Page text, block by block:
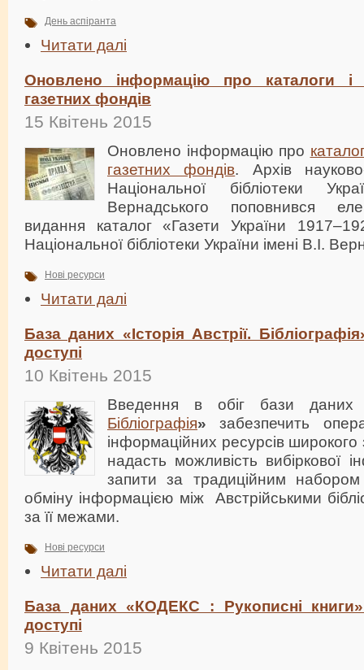
День аспіранта
Читати далі
Оновлено інформацію про каталоги і
газетних фондів
15 Квітень 2015
Оновлено інформацію про
газетних фондів. Архів
Національної бібліотеки
Вернадського поповнився
видання каталог «Газети України
Національної бібліотеки України імені В.І.
Нові ресурси
Читати далі
База даних «Історія Австрії.
доступі
10 Квітень 2015
Введення в обіг бази
Бібліографія» забезпечить
інформаційних ресурсів широкого
надасть можливість вибіркової
запити за традиційним
обміну інформацією між Австрійськими
за її межами.
Нові ресурси
Читати далі
База даних «КОДЕКС : Рукописні
доступі
9 Квітень 2015